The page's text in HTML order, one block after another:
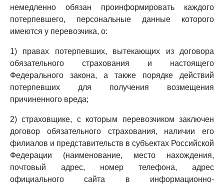
немедленно обязан проинформировать каждого
потерпевшего, персональные данные которого
имеются у перевозчика, о:
1) правах потерпевших, вытекающих из договора
обязательного страхования и настоящего
Федерального закона, а также порядке действий
потерпевших для получения возмещения
причиненного вреда;
2) страховщике, с которым перевозчиком заключен
договор обязательного страхования, наличии его
филиалов и представительств в субъектах Российской
Федерации (наименование, место нахождения,
почтовый адрес, номер телефона, адрес
официального сайта в информационно-